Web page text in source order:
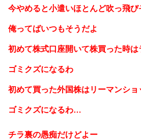
今やめると小遣いほとんど吹っ飛び
俺ってばいつもそうだよ
初めて株式口座開いて株買った時
ゴミクズになるわ
初めて買った外国株はリーマンシ
ゴミクズになるわ…
チラ裏の愚痴だけどよー